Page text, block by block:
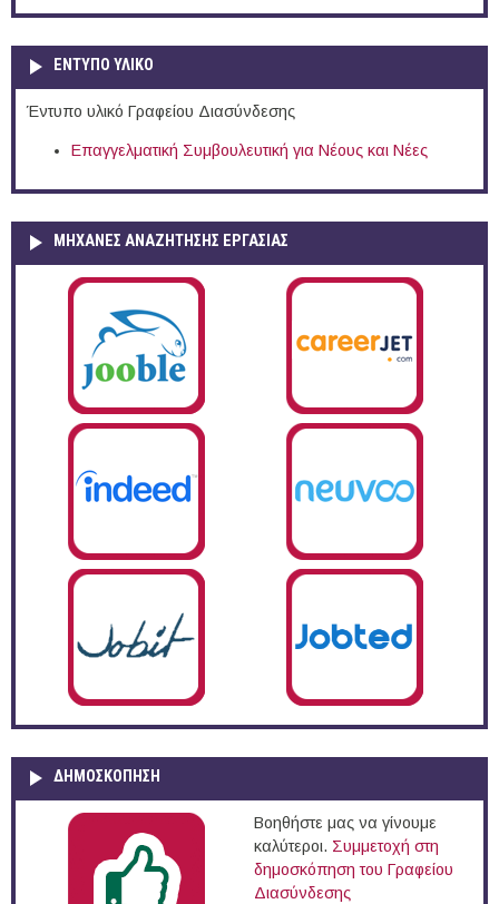
ΕΝΤΥΠΟ ΥΛΙΚΟ
Έντυπο υλικό Γραφείου Διασύνδεσης
Επαγγελματική Συμβουλευτική για Νέους και Νέες
ΜΗΧΑΝΕΣ ΑΝΑΖΗΤΗΣΗΣ ΕΡΓΑΣΙΑΣ
ΔΗΜΟΣΚΌΠΗΣΗ
Βοηθήστε μας να γίνουμε
καλύτεροι. Συμμετοχή στη
δημοσκόπηση του Γραφείου
Διασύνδεσης